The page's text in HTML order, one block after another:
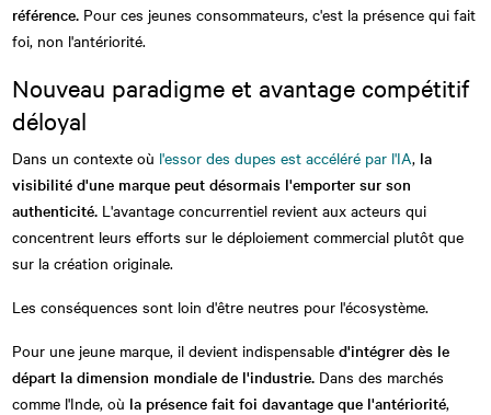
référence. Pour ces jeunes consommateurs, c'est la présence qui fait
foi, non l'antériorité.
Nouveau paradigme et avantage compétitif
déloyal
Dans un contexte où l'essor des dupes est accéléré par l'IA, la
visibilité d'une marque peut désormais l'emporter sur son
authenticité. L'avantage concurrentiel revient aux acteurs qui
concentrent leurs efforts sur le déploiement commercial plutôt que
sur la création originale.
Les conséquences sont loin d'être neutres pour l'écosystème.
Pour une jeune marque, il devient indispensable d'intégrer dès le
départ la dimension mondiale de l'industrie. Dans des marchés
comme l'Inde, où la présence fait foi davantage que l'antériorité,